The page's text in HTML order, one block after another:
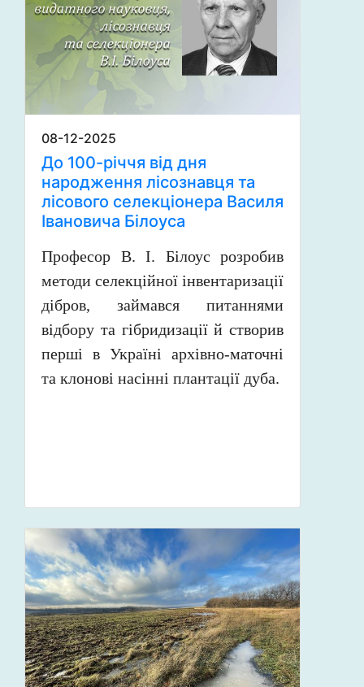
08-12-2025
До 100-річчя від дня
народження лісознавця та
лісового селекціонера Василя
Івановича Білоуса
Професор В. І. Білоус розробив
методи селекційної інвентаризації
дібров, займався питаннями
відбору та гібридизації й створив
перші в Україні архівно-маточні
та клонові насінні плантації дуба.